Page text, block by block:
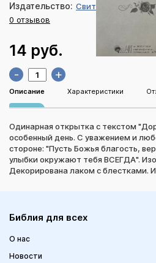
Издательство: СвитАрт
0 отзывов
14 руб.
- +
Описание Характеристики
Одинарная открытка с текстом
особенный день. С уважением и
стороне: "Пусть Божья благость,
улыбки окружают тебя ВСЕГДА".
Декорирована лаком с блестками.
Библия для всех
О нас
Новости